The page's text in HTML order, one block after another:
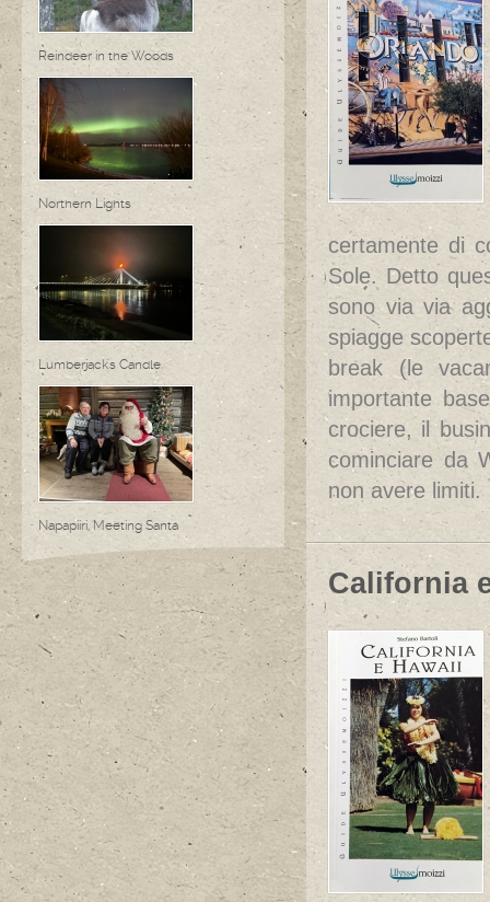
certamente di
Sole. Detto
sono via via
spiagge
break (le
importante
crociere, il
cominciare da
non avere limiti.
California
Reindeer in the Woods
Northern Lights
Lumberjack's Candle
Napapiiri, Meeting Santa